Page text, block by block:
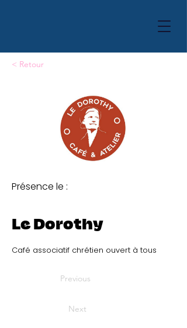
< Retour
Présence le :
Le Dorothy
Café associatif chrétien ouvert à tous
Previous
Next